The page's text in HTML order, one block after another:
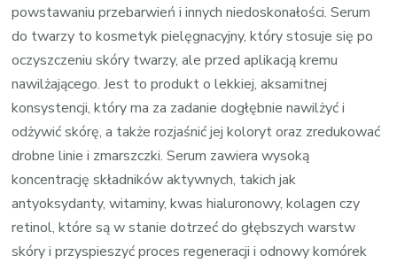
powstawaniu przebarwień i innych niedoskonałości. Serum
do twarzy to kosmetyk pielęgnacyjny, który stosuje się po
oczyszczeniu skóry twarzy, ale przed aplikacją kremu
nawilżającego. Jest to produkt o lekkiej, aksamitnej
konsystencji, który ma za zadanie dogłębnie nawilżyć i
odżywić skórę, a także rozjaśnić jej koloryt oraz zredukować
drobne linie i zmarszczki. Serum zawiera wysoką
koncentrację składników aktywnych, takich jak
antyoksydanty, witaminy, kwas hialuronowy, kolagen czy
retinol, które są w stanie dotrzeć do głębszych warstw
skóry i przyspieszyć proces regeneracji i odnowy komórek